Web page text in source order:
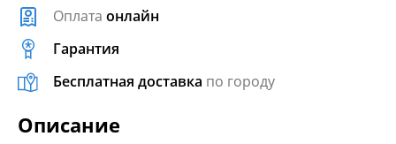
Оплата онлайн
Гарантия
Бесплатная доставка по городу
Описание